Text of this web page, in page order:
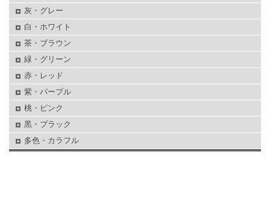
灰・グレー
白・ホワイト
茶・ブラウン
緑・グリーン
赤・レッド
紫・パープル
桃・ピンク
黒・ブラック
多色・カラフル